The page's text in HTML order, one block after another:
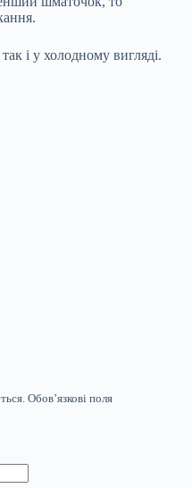
і у холодному вигляді.
Обов’язкові поля